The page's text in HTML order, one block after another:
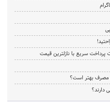
سریع با نازلترین قیمت
مصرف بهتر است؟